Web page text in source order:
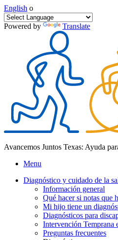
English o
Powered by Translate
Avancemos Juntos Texas: Ayuda
Menu
Diagnóstico y cuidado de la
Información general
Qué hacer si notas que
Mi hijo tiene un
Diagnósticos para
Intervención Temprana
Preguntas frecuentes